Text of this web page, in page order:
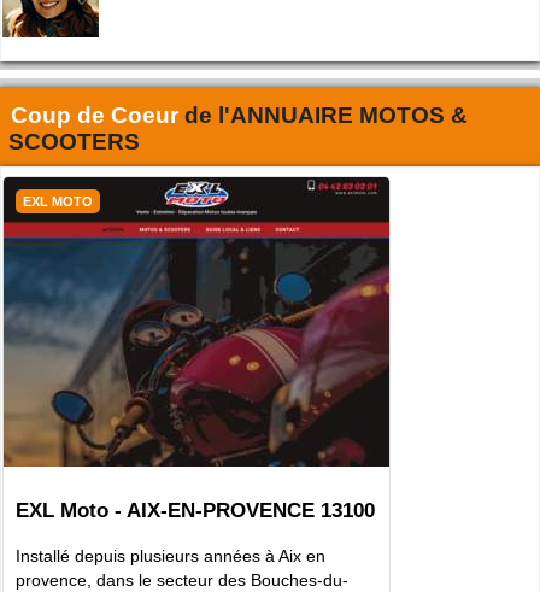
Coup de Coeurde l'ANNUAIRE MOTOS &
SCOOTERS
EXL MOTO
EXL Moto - AIX-EN-PROVENCE 13100
Installé depuis plusieurs années à Aix en
provence, dans le secteur des Bouches-du-